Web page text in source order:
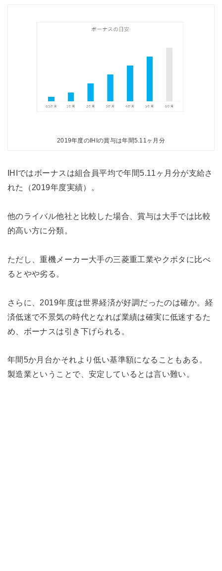
2019年度のIHIの賞与は年間5.11ヶ月分
IHIではボーナスは組合員平均で年間5.11ヶ月分が支給さ
れた（2019年度実績）。
他のライバル他社と比較した場合、賞与は大手では比較
的高い方に分類。
ただし、重機メーカー大手の三菱重工業やクボタに比べ
るとやや劣る。
さらに、2019年度は世界経済が好調だったのは確か。経
済低迷で不景気の時代となれば業績は確実に低迷するた
め、ボーナスは引き下げられる。
年間5か月台かそれより低い基準額になることもある。
製造業ということで、安定しているとは言い難い。